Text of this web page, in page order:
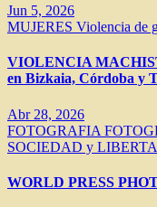
Jun 5, 2026
MUJERES Violencia de
VIOLENCIA
en Bizkaia, Córdoba y
Abr 28, 2026
FOTOGRAFIA
SOCIEDAD y
WORLD PRESS